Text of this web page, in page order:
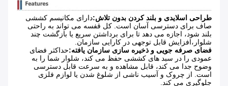
طراحی اسلایدی و بلند کردن بدون تلاش:دارای مکانیسم کششی
صاف برای دسترسی آسان است. کل قفسه می تواند به راحتی
بلند شود، اجازه می دهد تا برای برداشتن سریع یا بازگشت چند
شلوار،افزایش قابل توجهی در کارایی سازمان.
فضای صرفه جویی و ذخیره سازی سازمان یافته:حداکثر فضای
عمودی را در سبد های کششی حفظ می کند، شلوار شما را به
وضوح جدا می کند، قابل مشاهده و به سرعت قابل دسترسی
است. از چروک و آسیب ناشی از شلوغ شدن یا لوازم فلزی
جلوگیری می کند.